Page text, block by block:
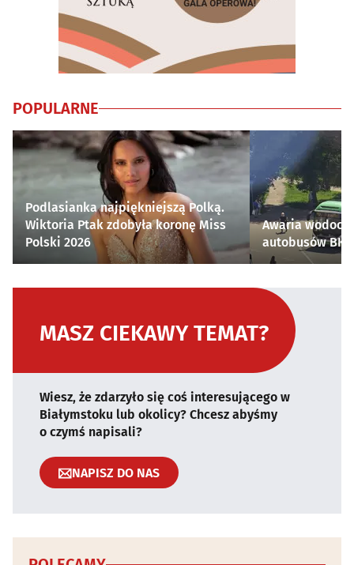
POPULARNE
Podlasianka najpiękniejszą Polką.
Wiktoria Ptak zdobyła koronę Miss
Polski 2026
Awaria
autobusów
MASZ CIEKAWY TEMAT?
Wiesz, że zdarzyło się coś interesującego w
Białymstoku lub okolicy? Chcesz abyśmy
o czymś napisali?
NAPISZ DO NAS